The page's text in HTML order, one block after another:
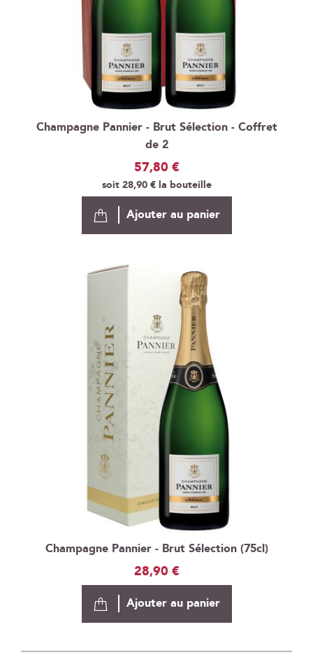
Champagne Pannier - Brut Sélection - Coffret
de 2
57,80 €
soit28,90 €la bouteille
Ajouter au panier
Champagne Pannier - Brut Sélection (75cl)
28,90 €
Ajouter au panier